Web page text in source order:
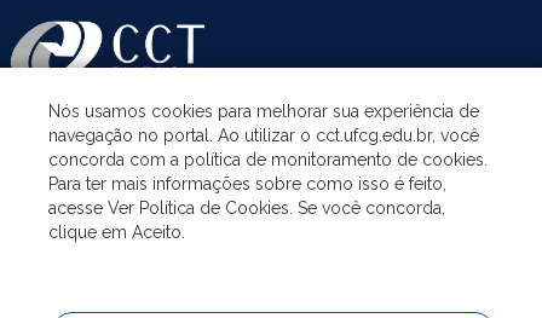
ASSUNTOS
ACESSO À INFORMAÇÃO
Nós usamos cookies para melhorar sua experiência de
navegação no portal. Ao utilizar o cct.ufcg.edu.br, você
concorda com a política de monitoramento de cookies.
Para ter mais informações sobre como isso é feito,
acesse Ver Política de Cookies. Se você concorda,
clique em Aceito.